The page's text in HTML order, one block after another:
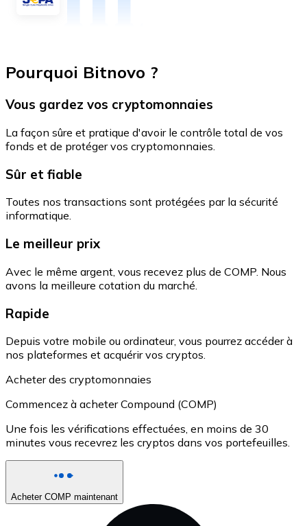
Pourquoi Bitnovo ?
Vous gardez vos cryptomonnaies
La façon sûre et pratique d'avoir le contrôle total de vos
fonds et de protéger vos cryptomonnaies.
Sûr et fiable
Toutes nos transactions sont protégées par la sécurité
informatique.
Le meilleur prix
Avec le même argent, vous recevez plus de COMP. Nous
avons la meilleure cotation du marché.
Rapide
Depuis votre mobile ou ordinateur, vous pourrez accéder à
nos plateformes et acquérir vos cryptos.
Acheter des cryptomonnaies
Commencez à acheter Compound (COMP)
Une fois les vérifications effectuées, en moins de 30
minutes vous recevrez les cryptos dans vos portefeuilles.
Acheter COMP maintenant